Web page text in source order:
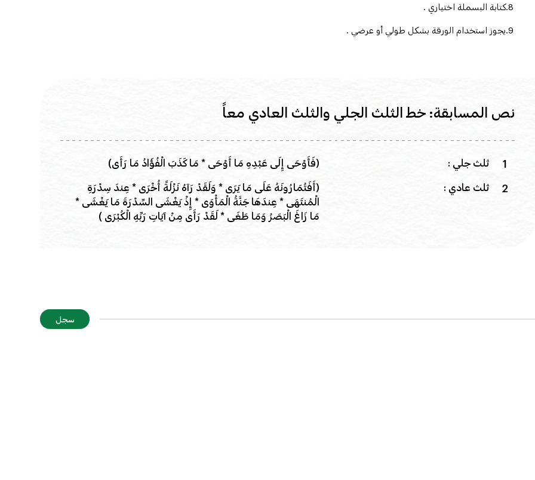
8.كتابة البسملة اختياري .
9.يجوز استخدام الورقة بشكل طولي أو عرضي .
نص المسابقة: خط الثلث الجلي والثلث العادي معاً
ثلث جلي : (فَأَوْحَى إِلَى عَبْدِهِ مَا أَوْحَى * مَا كَذَبَ الْفُؤَادُ مَا رَأَى)
ثلث عادي :
(أَفَتُمَارُونَهُ عَلَى مَا يَرَى * وَلَقَدْ رَآهُ نَزْلَةً أُخْرَى * عِندَ سِدْرَةِ
الْمُنتَهَى * عِندَهَا جَنَّةُ الْمَأْوَى * إِذْ يَغْشَى السِّدْرَةَ مَا يَغْشَى *
مَا زَاغَ الْبَصَرُ وَمَا طَغَى * لَقَدْ رَأَى مِنْ آيَاتِ رَبِّهِ الْكُبْرَى )
سجل